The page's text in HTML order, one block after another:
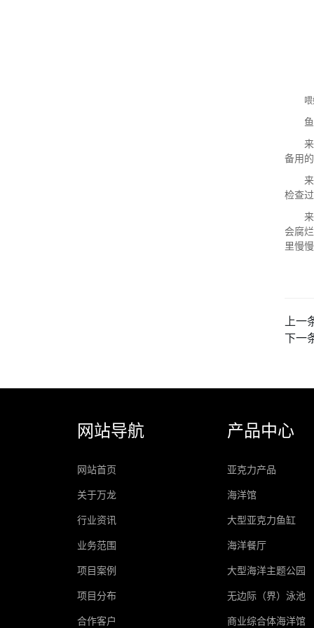
备用
检查
会腐
里慢
上一
下一
网站导航
网站首页
关于万龙
行业资讯
业务范围
项目案例
项目分布
合作客户
产品中心
亚克力产品
海洋馆
大型亚克力鱼缸
海洋餐厅
大型海洋主题公园
无边际（界）泳池
商业综合体海洋馆